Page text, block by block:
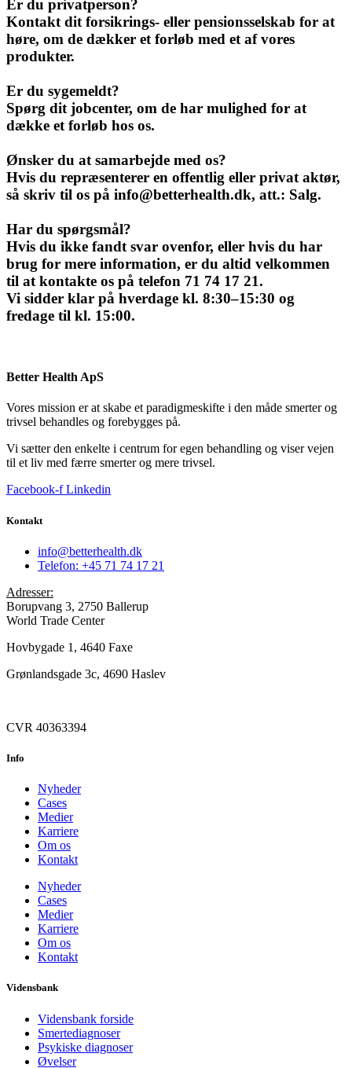
Er du privatperson?
Kontakt dit forsikrings- eller pensionsselskab for at
høre, om de dækker et forløb med et af vores
produkter.
Er du sygemeldt?
Spørg dit jobcenter, om de har mulighed for at
dække et forløb hos os.
Ønsker du at samarbejde med os?
Hvis du repræsenterer en offentlig eller privat aktør,
så skriv til os på info@betterhealth.dk, att.: Salg.
Har du spørgsmål?
Hvis du ikke fandt svar ovenfor, eller hvis du har
brug for mere information, er du altid velkommen
til at kontakte os på telefon 71 74 17 21.
Vi sidder klar på hverdage kl. 8:30–15:30 og
fredage til kl. 15:00.
Better Health ApS
Vores mission er at skabe et paradigmeskifte i den måde smerter og
trivsel behandles og forebygges på.
Vi sætter den enkelte i centrum for egen behandling og viser vejen
til et liv med færre smerter og mere trivsel.
Facebook-f Linkedin
Kontakt
info@betterhealth.dk
Telefon: +45 71 74 17 21
Adresser:
Borupvang 3, 2750 Ballerup
World Trade Center
Hovbygade 1, 4640 Faxe
Grønlandsgade 3c, 4690 Haslev
CVR 40363394
Info
Nyheder
Cases
Medier
Karriere
Om os
Kontakt
Nyheder
Cases
Medier
Karriere
Om os
Kontakt
Vidensbank
Vidensbank forside
Smertediagnoser
Psykiske diagnoser
Øvelser